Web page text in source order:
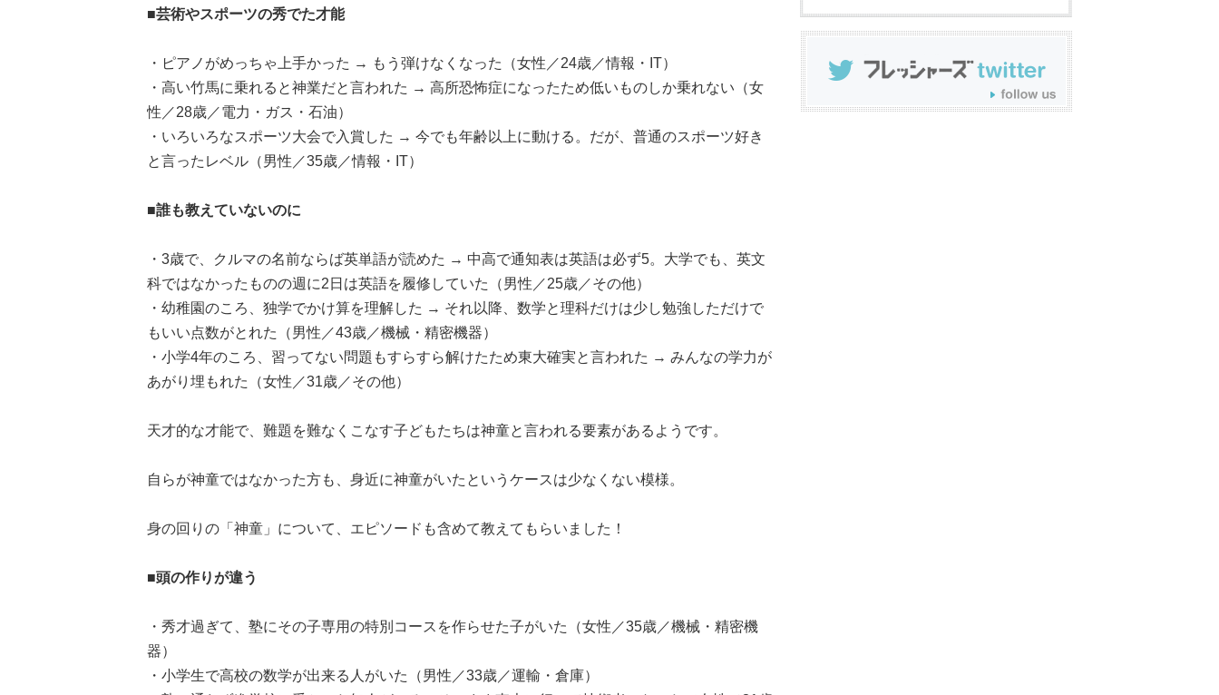
■芸術やスポーツの秀でた才能
・ピアノがめっちゃ上手かった → もう弾けなくなった（女性／24歳／情報・IT）
・高い竹馬に乗れると神業だと言われた → 高所恐怖症になったため低いものしか乗れない（女
性／28歳／電力・ガス・石油）
・いろいろなスポーツ大会で入賞した → 今でも年齢以上に動ける。だが、普通のスポーツ好き
と言ったレベル（男性／35歳／情報・IT）
■誰も教えていないのに
・3歳で、クルマの名前ならば英単語が読めた → 中高で通知表は英語は必ず5。大学でも、英文
科ではなかったものの週に2日は英語を履修していた（男性／25歳／その他）
・幼稚園のころ、独学でかけ算を理解した → それ以降、数学と理科だけは少し勉強しただけで
もいい点数がとれた（男性／43歳／機械・精密機器）
・小学4年のころ、習ってない問題もすらすら解けたため東大確実と言われた → みんなの学力が
あがり埋もれた（女性／31歳／その他）
天才的な才能で、難題を難なくこなす子どもたちは神童と言われる要素があるようです。
自らが神童ではなかった方も、身近に神童がいたというケースは少なくない模様。
身の回りの「神童」について、エピソードも含めて教えてもらいました！
■頭の作りが違う
・秀才過ぎて、塾にその子専用の特別コースを作らせた子がいた（女性／35歳／機械・精密機
器）
・小学生で高校の数学が出来る人がいた（男性／33歳／運輸・倉庫）